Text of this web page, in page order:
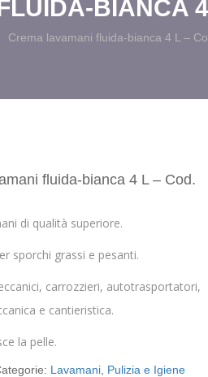
BIANCA
Crema lavamani fluida-bianca 4 L –
fluida-bianca 4 L – Cod.
di qualità superiore.
sporchi grassi e pesanti.
carrozzieri, autotrasportatori,
e cantieristica.
la pelle.
Lavamani, Pulizia e Igiene